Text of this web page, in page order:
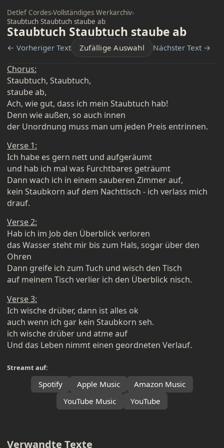
Detlef Cordes›Vollständiges Werkarchiv›
Staubtuch Staubtuch staube ab
Staubtuch Staubtuch staube ab
← Vorheriger Text Zufällige Auswahl Nächster Text →
Chorus:
Staubtuch, Staubtuch,
staube ab,
Ach, wie gut, dass ich mein Staubtuch hab!
Denn wie außen, so auch innen
der Unordnung muss man um jeden Preis entrinnen.
Verse 1:
Ich habe es gern nett und aufgeräumt
und hab ich mal was Furchtbares geträumt
Dann wach ich in einem sauberen Zimmer auf,
kein Staubkorn auf dem Nachttisch - ich verlass mich
drauf.
Verse 2:
Hab ich im Job den Überblick verloren
das Wasser steht mir bis zum Hals, sogar über den
Ohren
Dann greife ich zum Tuch und wisch den Tisch
auf meinem Tisch verlier ich den Überblick nisch.
Verse 3:
Ich wische drüber, dann ist alles ok
auch wenn ich gar kein Staubkorn seh.
ich wische drüber und atme auf
Und das Leben nimmt einen geordneten Verlauf.
Streamt auf:
Spotify Apple Music
Amazon Music
YouTube Music
YouTube
Verwandte Texte